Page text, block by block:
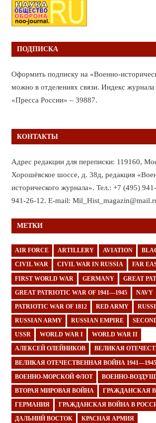
ПОДПИСКА
Оформить подписку на «Военно-
можно в отделениях связи. Индекс
«Пресса России» – 39887.
КОНТАКТЫ
Адрес редакции для переписки: 119160,
Хорошёвское шоссе, д. 38д, редакция
исторического журнала». Тел.: +7 (495)
941-26-12. E-mail:
МЕТКИ
AIR FORCE ARTILLERY AVIATION
CIVIL WAR CIVIL WAR IN RUSSIA FAR
FIRST WORLD WAR GERMANY GREAT
GREAT PATRIOTIC WAR OF 1941—1945 NAVY
PATRIOTIC WAR OF 1812 RED ARMY
RUSSIAN ARMY RUSSIAN EMPIRE
USSR WORLD WAR I WORLD WAR II
АЛЕКСЕЙ ОЛЕЙНИКОВ ВЕЛИКАЯ
ВЕЛИКАЯ ОТЕЧЕСТВЕННАЯ ВОЙНА
ВОЕННО-МОРСКОЙ ФЛОТ ВОЕННО-
ВТОРАЯ МИРОВАЯ ВОЙНА ГРАЖДАНСКАЯ
ГЕРМАНИЯ ГРАЖДАНСКАЯ ВОЙНА В
ДАЛЬНИЙ ВОСТОК КРАСНАЯ АРМИЯ